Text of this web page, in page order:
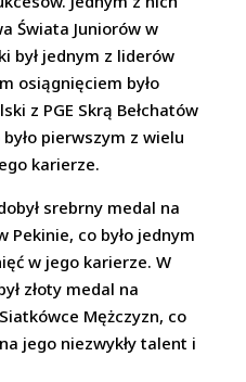
Świata Juniorów w
był jednym z liderów
osiągnięciem było
z PGE Skrą Bełchatów
pierwszym z wielu
karierze.
srebrny medal na
co było jednym
w jego karierze. W
złoty medal na
Mężczyzn, co
jego niezwykły talent i